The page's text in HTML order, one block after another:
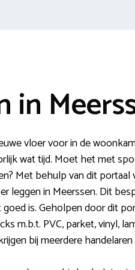
in
vloer voor in de
wat tijd. Moet het met
Met behulp van dit portaal
leggen in Meerssen. Dit
is. Geholpen door dit
m.b.t. PVC, parket, vinyl,
bij meerdere